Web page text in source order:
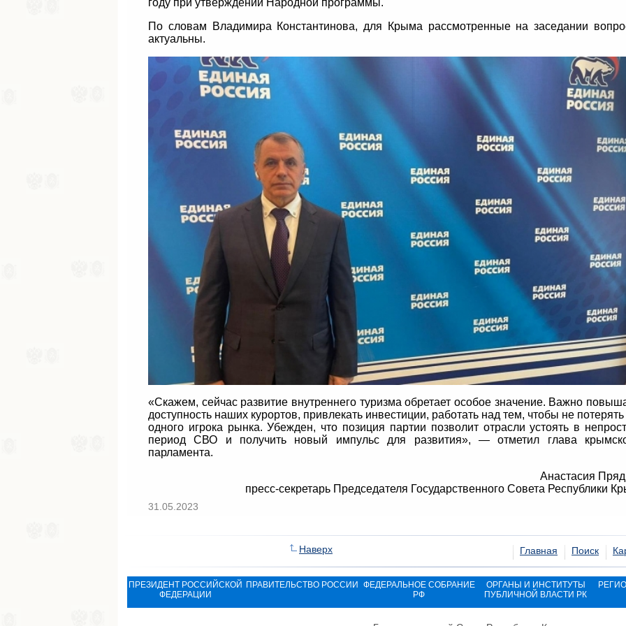
году при утверждении Народной программы.
По словам Владимира Константинова, для Крыма рассмотренные на заседании
актуальны.
«Скажем, сейчас развитие внутреннего туризма обретает особое значение. Важно
доступность наших курортов, привлекать инвестиции, работать над тем, чтобы не
одного игрока рынка. Убежден, что позиция партии позволит отрасли устоять в
период СВО и получить новый импульс для развития», — отметил глава
парламента.
Анастасия
пресс-секретарь Председателя Государственного Совета Республики
31.05.2023
Наверх Главная Поиск
ПРЕЗИДЕНТ РОССИЙСКОЙ
ФЕДЕРАЦИИ
ПРАВИТЕЛЬСТВО РОССИИ
ФЕДЕРАЛЬНОЕ СОБРАНИЕ
РФ
ОРГАНЫ И ИНСТИТУТЫ
ПУБЛИЧНОЙ ВЛАСТИ РК